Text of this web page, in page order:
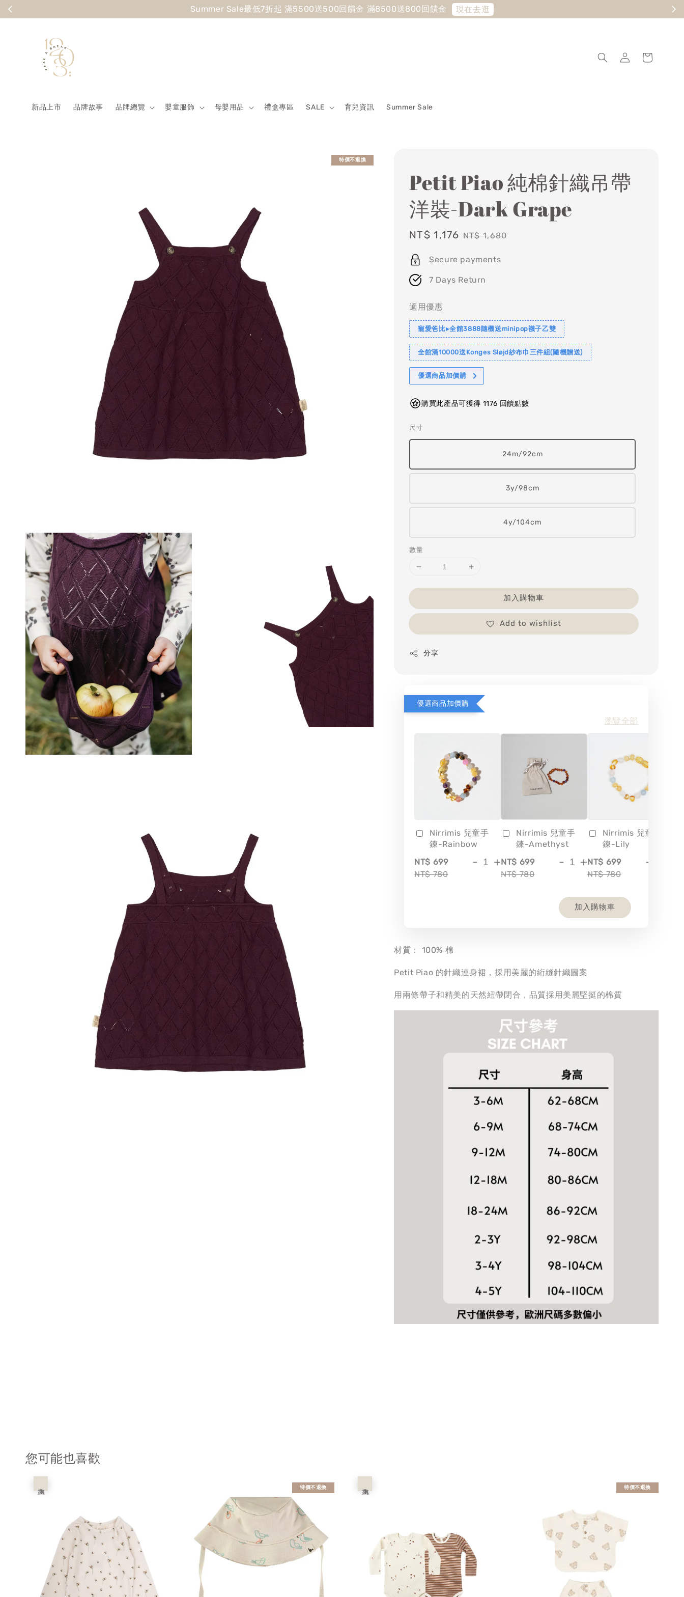
Summer Sale最低7折起 滿5500送500回饋金 滿8500送800回饋金 現在去逛
新品上市 品牌故事 品牌總覽 嬰童服飾 母嬰用品 禮盒專區 SALE 育兒資訊 Summer Sale
特價不退換
Petit Piao 純棉針織吊帶
洋裝-Dark Grape
Sale
NT$ 1,176 Regular
NT$ 1,680
Secure payments
7 Days Return
適用優惠
寵愛爸比▸全館3888隨機送minipop襪子乙雙
全館滿10000送Konges Sløjd紗布巾三件組(隨機贈送)
優選商品加價購
購買此產品可獲得 1176 回饋點數
尺寸
24m/92cm
3y/98cm
4y/104cm
數量
加入購物車
Add to wishlist
分享
優選商品加價購
瀏覽全部
Nirrimis 兒童手
鍊-Rainbow
NT$ 699
NT$ 780
- +
Nirrimis 兒童手
鍊-Amethyst
NT$ 699
NT$ 780
- +
Nirrimis 兒童手
鍊-Lily
NT$ 699
NT$ 780
-
加入購物車
材質： 100% 棉
Petit Piao 的針織連身裙，採用美麗的絎縫針織圖案
用兩條帶子和精美的天然紐帶閉合，品質採用美麗堅挺的棉質
您可能也喜歡
特價不退換 特價不退換